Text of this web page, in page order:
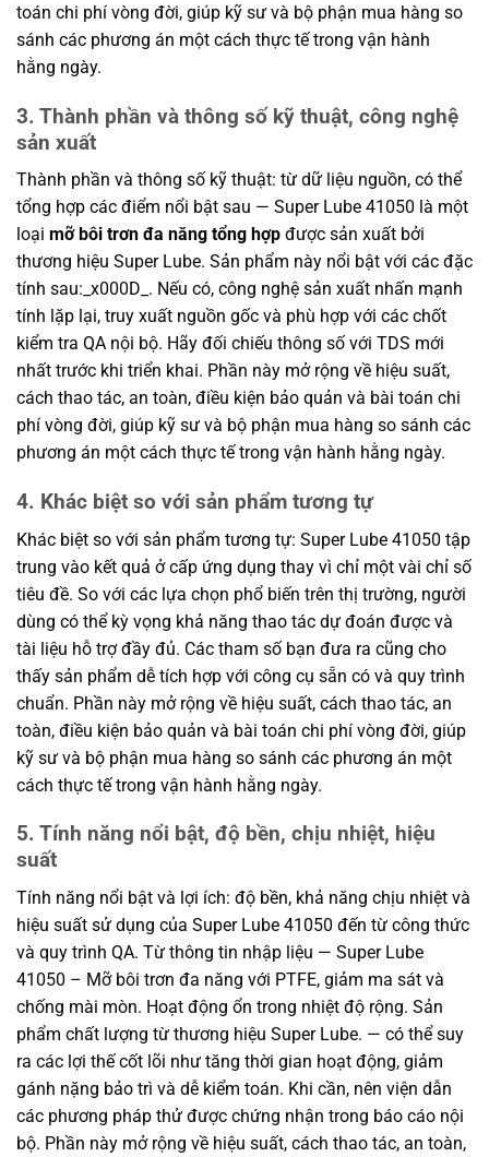
toán chi phí vòng đời, giúp kỹ sư và bộ phận mua hàng so
sánh các phương án một cách thực tế trong vận hành
hằng ngày.
3. Thành phần và thông số kỹ thuật, công nghệ
sản xuất
Thành phần và thông số kỹ thuật: từ dữ liệu nguồn, có thể
tổng hợp các điểm nổi bật sau — Super Lube 41050 là một
loại mỡ bôi trơn đa năng tổng hợp được sản xuất bởi
thương hiệu Super Lube. Sản phẩm này nổi bật với các đặc
tính sau:_x000D_. Nếu có, công nghệ sản xuất nhấn mạnh
tính lặp lại, truy xuất nguồn gốc và phù hợp với các chốt
kiểm tra QA nội bộ. Hãy đối chiếu thông số với TDS mới
nhất trước khi triển khai. Phần này mở rộng về hiệu suất,
cách thao tác, an toàn, điều kiện bảo quản và bài toán chi
phí vòng đời, giúp kỹ sư và bộ phận mua hàng so sánh các
phương án một cách thực tế trong vận hành hằng ngày.
4. Khác biệt so với sản phẩm tương tự
Khác biệt so với sản phẩm tương tự: Super Lube 41050 tập
trung vào kết quả ở cấp ứng dụng thay vì chỉ một vài chỉ số
tiêu đề. So với các lựa chọn phổ biến trên thị trường, người
dùng có thể kỳ vọng khả năng thao tác dự đoán được và
tài liệu hỗ trợ đầy đủ. Các tham số bạn đưa ra cũng cho
thấy sản phẩm dễ tích hợp với công cụ sẵn có và quy trình
chuẩn. Phần này mở rộng về hiệu suất, cách thao tác, an
toàn, điều kiện bảo quản và bài toán chi phí vòng đời, giúp
kỹ sư và bộ phận mua hàng so sánh các phương án một
cách thực tế trong vận hành hằng ngày.
5. Tính năng nổi bật, độ bền, chịu nhiệt, hiệu
suất
Tính năng nổi bật và lợi ích: độ bền, khả năng chịu nhiệt và
hiệu suất sử dụng của Super Lube 41050 đến từ công thức
và quy trình QA. Từ thông tin nhập liệu — Super Lube
41050 – Mỡ bôi trơn đa năng với PTFE, giảm ma sát và
chống mài mòn. Hoạt động ổn trong nhiệt độ rộng. Sản
phẩm chất lượng từ thương hiệu Super Lube. — có thể suy
ra các lợi thế cốt lõi như tăng thời gian hoạt động, giảm
gánh nặng bảo trì và dễ kiểm toán. Khi cần, nên viện dẫn
các phương pháp thử được chứng nhận trong báo cáo nội
bộ. Phần này mở rộng về hiệu suất, cách thao tác, an toàn,